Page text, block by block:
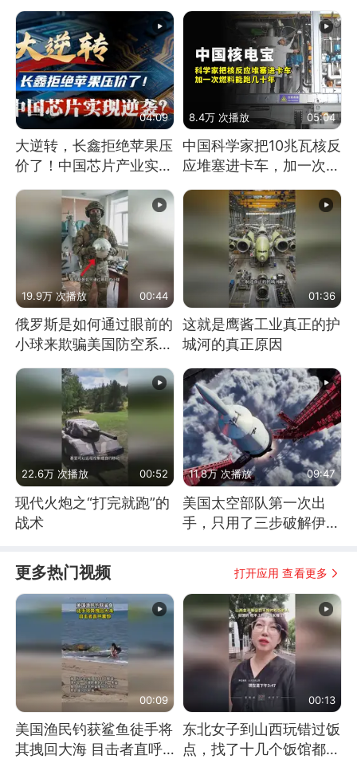
04:09
大逆转，长鑫拒绝苹果压
价了！中国芯片产业实现
怎样的逆袭？
8.4万 次播放 05:04
中国科学家把10兆瓦核反
应堆塞进卡车，加一次燃
料能跑几十年
19.9万 次播放 00:44
俄罗斯是如何通过眼前的
小球来欺骗美国防空系统
01:36
这就是鹰酱工业真正的护
城河的真正原因
22.6万 次播放 00:52
现代火炮之“打完就跑”的
战术
11.8万 次播放 09:47
美国太空部队第一次出
手，只用了三步破解伊朗
更多热门视频 打开应用 查看更多
00:09
美国渔民钓获鲨鱼徒手将
其拽回大海 目击者直呼
00:13
东北女子到山西玩错过饭
点，找了十几个饭馆都没